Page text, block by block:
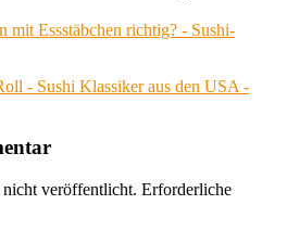
mit Essstäbchen richtig? - Sushi-
- Sushi Klassiker aus den USA -
veröffentlicht. Erforderliche